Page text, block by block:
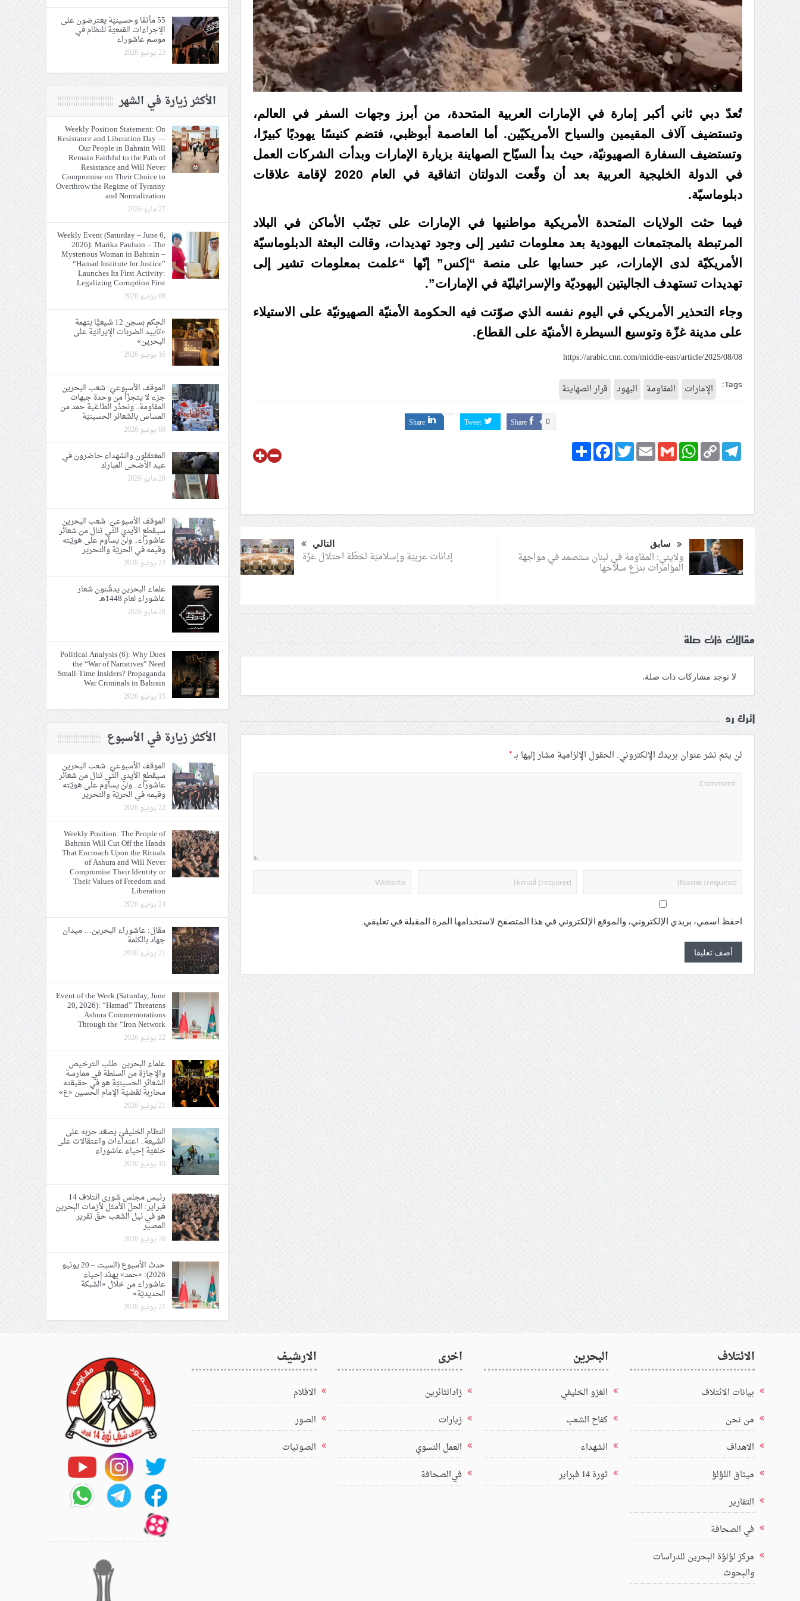
تُعدّ دبي ثاني أكبر إمارة في الإمارات العربية المتحدة، من أبرز وجهات السفر في العالم،
وتستضيف آلاف المقيمين والسياح الأمريكيّين. أما العاصمة أبوظبي، فتضم كنيسًا يهوديًا كبيرًا،
وتستضيف السفارة الصهيونيّة، حيث بدأ السيّاح الصهاينة بزيارة الإمارات وبدأت الشركات العمل
في الدولة الخليجية العربية بعد أن وقّعت الدولتان اتفاقية في العام 2020 لإقامة علاقات
دبلوماسيّة.
فيما حثت الولايات المتحدة الأمريكية مواطنيها في الإمارات على تجنّب الأماكن في البلاد
المرتبطة بالمجتمعات اليهودية بعد معلومات تشير إلى وجود تهديدات، وقالت البعثة الدبلوماسيّة
الأمريكيّة لدى الإمارات، عبر حسابها على منصة “إكس” إنّها “علمت بمعلومات تشير إلى
تهديدات تستهدف الجاليتين اليهوديّة والإسرائيليّة في الإمارات”.
وجاء التحذير الأمريكي في اليوم نفسه الذي صوّتت فيه الحكومة الأمنيّة الصهيونيّة على الاستيلاء
على مدينة غزّة وتوسيع السيطرة الأمنيّة على القطاع.
https://arabic.cnn.com/middle-east/article/2025/08/08
Tags: الإمارات المقاومة اليهود قرار الصهاينة
Share 0
Tweet
Share
Share
FacebookTwitterEmailGmail
WhatsApp Copy
Link
Telegram
سابق
ولايتي: المقاومة في لبنان ستصمد في مواجهة
المؤامرات بنزع سلاحها
التالي
إدانات عربيّة وإسلاميّة لخطّة احتلال غزّة
مقالات ذات صلة
لا توجد مشاركات ذات صلة.
اترك رد
لن يتم نشر عنوان بريدك الإلكتروني. الحقول الإلزامية مشار إليها بـ*
احفظ اسمي، بريدي الإلكتروني، والموقع الإلكتروني في هذا المتصفح لاستخدامها المرة المقبلة في تعليقي.
55 مأتمًا وحسينيّة يعترضون على
الإجراءات القمعيّة للنظام في
موسم عاشوراء
23 يونيو 2026
الأكثر زيارة في الشهر
Weekly Position Statement: On
Resistance and Liberation Day —
Our People in Bahrain Will
Remain Faithful to the Path of
Resistance and Will Never
Compromise on Their Choice to
Overthrow the Regime of Tyranny
and Normalization
27 مايو 2026
Weekly Event (Saturday – June 6,
2026): Marika Paulson – The
Mysterious Woman in Bahrain –
“Hamad Institute for Justice”
Launches Its First Activity:
Legalizing Corruption First
08 يونيو 2026
الحكم بسجن 12 شيعيًّا بتهمة
«تأييد الضربات الإيرانيّة على
البحرين»
16 يونيو 2026
الموقف الأسبوعيّ: شعب البحرين
جزء لا يتجزّأ من وحدة جبهات
المقاومة.. ونحذّر الطاغية حمد من
المساس بالشعائر الحسينيّة
08 يونيو 2026
المعتقلون والشهداء حاضرون في
عيد الأضحى المبارك
28 مايو 2026
الموقف الأسبوعيّ: شعب البحرين
سيقطع الأيدي التي تنال من شعائر
عاشوراء.. ولن يساوم على هويّته
وقيمه في الحريّة والتحرير
22 يونيو 2026
علماء البحرين يدشّنون شعار
عاشوراء لعام 1448هـ
28 مايو 2026
Political Analysis (6): Why Does
the “War of Narratives” Need
Small-Time Insiders? Propaganda
War Criminals in Bahrain
15 يونيو 2026
الأكثر زيارة في الأسبوع
الموقف الأسبوعيّ: شعب البحرين
سيقطع الأيدي التي تنال من شعائر
عاشوراء.. ولن يساوم على هويّته
وقيمه في الحريّة والتحرير
22 يونيو 2026
Weekly Position: The People of
Bahrain Will Cut Off the Hands
That Encroach Upon the Rituals
of Ashura and Will Never
Compromise Their Identity or
Their Values of Freedom and
Liberation
24 يونيو 2026
مقال: عاشوراء البحرين… ميدان
جهاد بالكلمة
21 يونيو 2026
Event of the Week (Saturday, June
20, 2026): “Hamad” Threatens
Ashura Commemorations
Through the “Iron Network
22 يونيو 2026
علماء البحرين: طلب الترخيص
والإجازة من السلطة في ممارسة
الشعائر الحسينيّة هو في حقيقته
محاربة لقضيّة الإمام الحسين «ع»
21 يونيو 2026
النظام الخليفيّ يصعّد حربه على
الشيعة.. اعتداءات واعتقالات على
خلفيّة إحياء عاشوراء
19 يونيو 2026
رئيس مجلس شورى ائتلاف 14
فبراير: الحلّ الأمثل لأزمات البحرين
هو في نيل الشعب حقّ تقرير
المصير
20 يونيو 2026
حدث الأسبوع (السبت – 20 يونيو
2026): «حمد» يهدّد إحياء
عاشوراء من خلال «الشبكة
الحديديّة»
21 يونيو 2026
الائتلاف
بيانات الائتلاف
من نحن
الاهداف
ميثاق اللؤلؤ
التقارير
في الصحافة
مركز لؤلؤة البحرين للدراسات
والبحوث
البحرين
الغزو الخليفي
كفاح الشعب
الشهداء
ثورة 14 فبراير
اخرى
زادالثائرين
زيارات
العمل النسوي
في‌الصحافة
الارشيف
الافلام
الصور
الصوتيات